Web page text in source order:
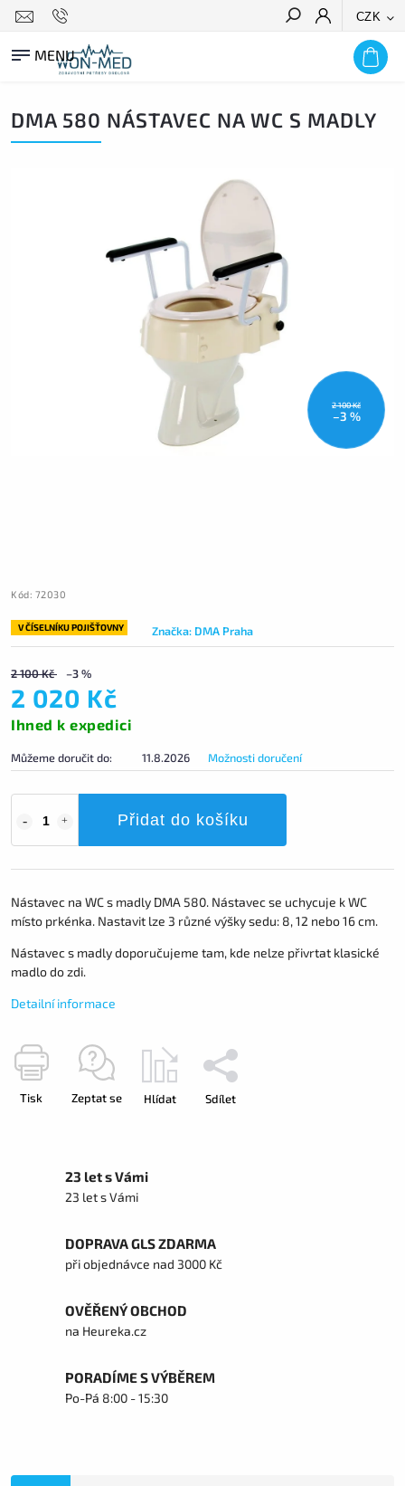
CZK
HLEDAT
DMA 580 NÁSTAVEC NA WC S MADLY
2 100 Kč
–3 %
Kód: 72030
V ČÍSELNÍKU POJIŠŤOVNY Značka: DMA Praha
2 100 Kč –3 %
2 020 Kč
Ihned k expedici
Můžeme doručit do: 11.8.2026 Možnosti doručení
Přidat do košíku
Nástavec na WC s madly DMA 580. Nástavec se uchycuje k WC
místo prkénka. Nastavit lze 3 různé výšky sedu: 8, 12 nebo 16 cm.
Nástavec s madly doporučujeme tam, kde nelze přivrtat klasické
madlo do zdi.
Detailní informace
Tisk Zeptat se Hlídat Sdílet
23 let s Vámi
23 let s Vámi
DOPRAVA GLS ZDARMA
při objednávce nad 3000 Kč
OVĚŘENÝ OBCHOD
na Heureka.cz
PORADÍME S VÝBĚREM
Po-Pá 8:00 - 15:30